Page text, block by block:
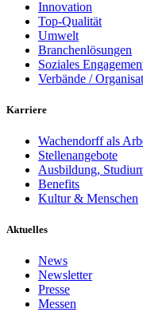
Innovation
Top-Qualität
Umwelt
Branchenlösungen
Soziales
Verbände /
Karriere
Wachendorff als
Stellenangebote
Ausbildung,
Benefits
Kultur & Menschen
Aktuelles
News
Newsletter
Presse
Messen